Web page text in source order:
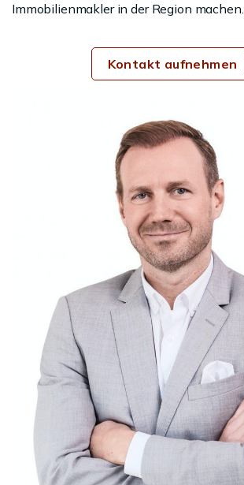
Immobilienmakler in der Region machen.
Kontakt aufnehmen